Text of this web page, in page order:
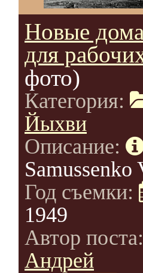
Новые
для
фото)
Категория:
Йыхви
Описание:
Samussenko
Год съемки:
1949
Автор
Андрей